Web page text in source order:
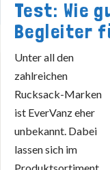
Test: Wie
Begleiter
Unter all den
zahlreichen
Rucksack-Marken
ist EverVanz eher
unbekannt. Dabei
lassen sich im
Produktsortiment